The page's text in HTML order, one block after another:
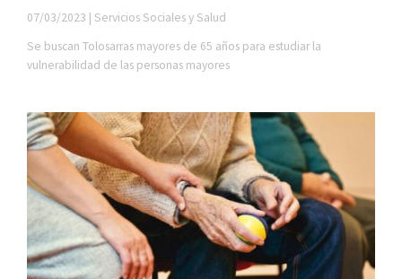
07/03/2023 | Servicios Sociales y Salud
Se buscan Tolosarras mayores de 65 años para estudiar la
vulnerabilidad de las personas mayores